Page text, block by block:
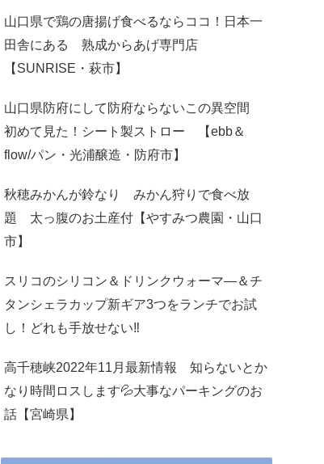
山口県で鶏の唐揚げ食べるならココ！日本一
田舎にある 熟成からあげ専門店
【SUNRISE・萩市】
山口県防府にして防府ならないこの異空間
初めて見た！シート製ストロー 【ebb＆
flow/パン・光浦醸造・防府市】
秋穂みかんが鈴なり みかん狩りで食べ放
題 太っ腹のお土産付【やすみつ農園・山口
市】
スリコのシリコン＆ドリンクウォーマ―＆チ
タンシェラカップ新ギア3つをランチでお試
し！どれも手放せない‼
高千穂峡2022年11月最新情報 知らないとか
なり時間ロスします💦大事なパーキングのお
話【宮崎県】